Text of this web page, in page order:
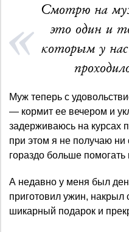
Смотрю на
это один и
которым у
Муж теперь с
— кормит ее вечером и
задерживаюсь на курсах
при этом я не получаю
гораздо больше
А недавно у меня был
приготовил ужин, накрыл
шикарный подарок и